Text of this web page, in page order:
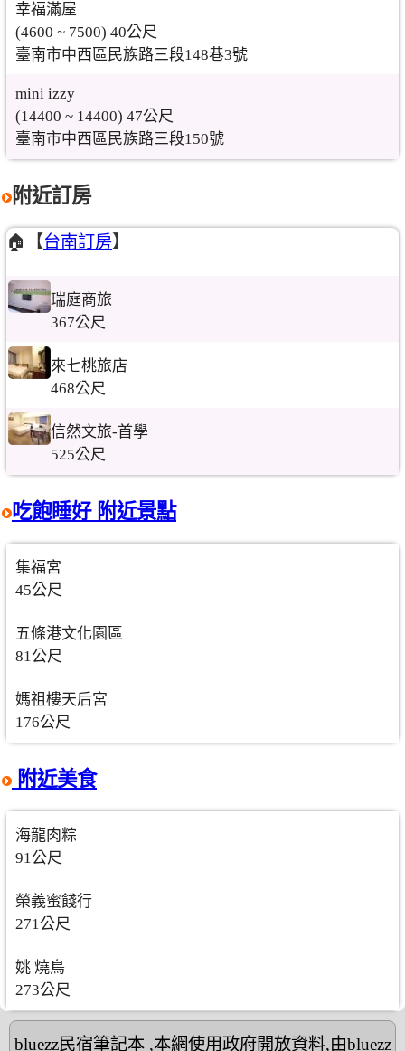
幸福滿屋
(4600 ~ 7500) 40公尺
臺南市中西區民族路三段148巷3號
mini izzy
(14400 ~ 14400) 47公尺
臺南市中西區民族路三段150號
附近訂房
🏠【台南訂房】
瑞庭商旅
367公尺
來七桃旅店
468公尺
信然文旅-首學
525公尺
吃飽睡好 附近景點
集福宮
45公尺
五條港文化園區
81公尺
媽祖樓天后宮
176公尺
附近美食
海龍肉粽
91公尺
榮義蜜餞行
271公尺
姚 燒鳥
273公尺
bluezz民宿筆記本,本網使用政府開放資料,由bluezz